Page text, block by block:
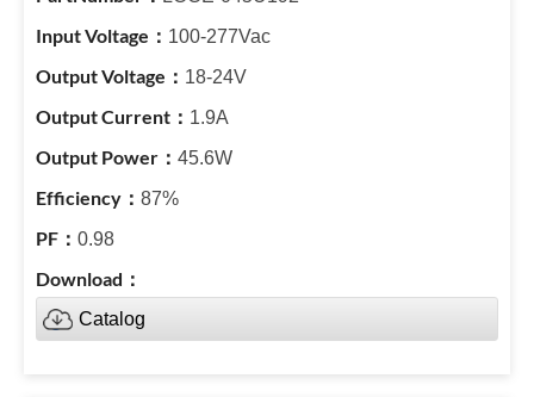
100-277Vac
18-24V
1.9A
45.6W
87%
0.98
Catalog